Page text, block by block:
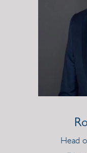
Head